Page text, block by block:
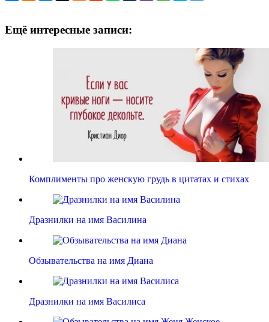
Ещё интересные записи:
Комплименты про женскую грудь в цитатах и стихах
Дразнилки на имя Василина
Обзывательства на имя Диана
Дразнилки на имя Василиса